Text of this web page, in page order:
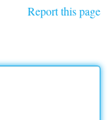
Report this page